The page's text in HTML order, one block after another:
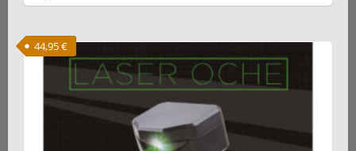
44,95€